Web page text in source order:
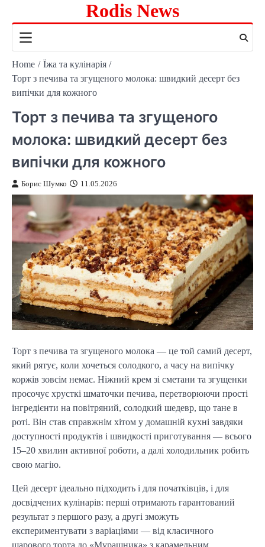
content
Rodis News
Home
Їжа та кулінарія
Торт з печива та згущеного молока: швидкий десерт без
випічки для кожного
Торт з печива та згущеного
молока: швидкий десерт без
випічки для кожного
Борис Шумко 11.05.2026
Торт з печива та згущеного молока — це той самий десерт,
який рятує, коли хочеться солодкого, а часу на випічку
коржів зовсім немає. Ніжний крем зі сметани та згущенки
просочує хрусткі шматочки печива, перетворюючи прості
інгредієнти на повітряний, солодкий шедевр, що тане в
роті. Він став справжнім хітом у домашній кухні завдяки
доступності продуктів і швидкості приготування — всього
15–20 хвилин активної роботи, а далі холодильник робить
свою магію.
Цей десерт ідеально підходить і для початківців, і для
досвідчених кулінарів: перші отримають гарантований
результат з першого разу, а другі зможуть
експериментувати з варіаціями — від класичного